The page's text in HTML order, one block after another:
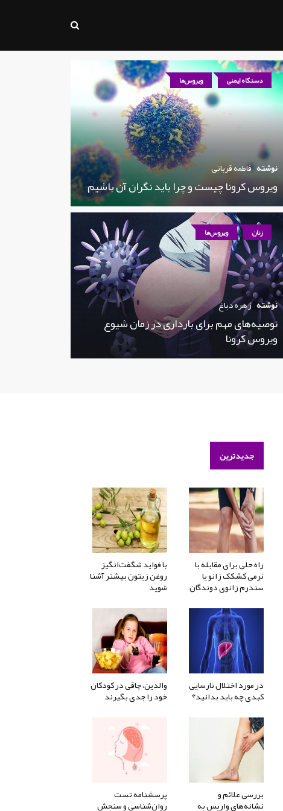
دستگاه ایمنی ویروس‌ها
نوشته فاطمه قربانی
ویروس کرونا چیست و چرا باید نگران آن باشیم
زنان ویروس‌ها
نوشته زهره دباغ
توصیه‌های مهم برای بارداری در زمان شیوع
ویروس کرونا
جدیدترین
راه حلی برای مقابله با
نرمی کشکک زانو یا
سندرم زانوی دوندگان
با فواید شگفت‌انگیز
روغن زیتون بیشتر آشنا
شوید
در مورد اختلال نارسایی
کبدی چه باید بدانید؟
والدین، چاقی در کودکان
خود را جدی بگیرند
بررسی علائم و
نشانه‌های واریس به
پرسشنامه تست
روان‌شناسی و سنجش